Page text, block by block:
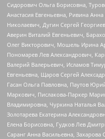
Сидорович Ольга Борисовна,
Анастасия Евгеньевна, Ривина
Николаевич, Дугин Сергей
Аверин Виталий Евгеньевич,
Олег Викторович, Мошель Ирина
Пономарев Лев Александрович,
Валерий Валерьевич, Исламов
Евгеньевна, Щаров Сергей
Гасан Ольга Павловна, Паутов
Маркович, Пислакова-Паркер
Владимировна, Чуркина Наталья
Золотарева Екатерина
Елена Борисовна, Гудков Лев
Саранг Анна Васильевна, Захарова